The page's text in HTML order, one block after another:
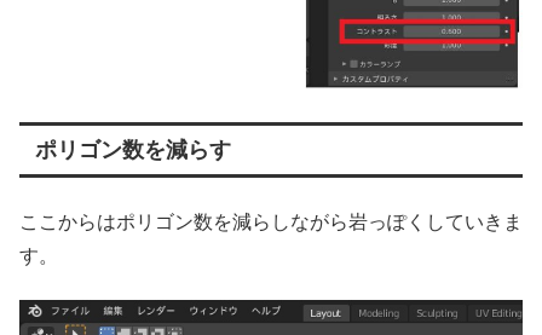
ポリゴン数を減らす
ここからはポリゴン数を減らしながら岩っぽくしていきま
す。